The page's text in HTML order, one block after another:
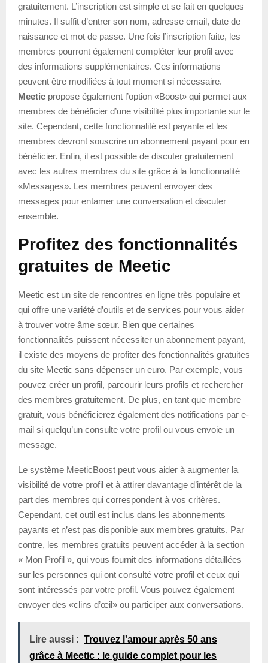
gratuitement. L’inscription est simple et se fait en quelques
minutes. Il suffit d’entrer son nom, adresse email, date de
naissance et mot de passe. Une fois l’inscription faite, les
membres pourront également compléter leur profil avec
des informations supplémentaires. Ces informations
peuvent être modifiées à tout moment si nécessaire.
Meetic propose également l’option «Boost» qui permet aux
membres de bénéficier d’une visibilité plus importante sur le
site. Cependant, cette fonctionnalité est payante et les
membres devront souscrire un abonnement payant pour en
bénéficier. Enfin, il est possible de discuter gratuitement
avec les autres membres du site grâce à la fonctionnalité
«Messages». Les membres peuvent envoyer des
messages pour entamer une conversation et discuter
ensemble.
Profitez des fonctionnalités
gratuites de Meetic
Meetic est un site de rencontres en ligne très populaire et
qui offre une variété d’outils et de services pour vous aider
à trouver votre âme sœur. Bien que certaines
fonctionnalités puissent nécessiter un abonnement payant,
il existe des moyens de profiter des fonctionnalités gratuites
du site Meetic sans dépenser un euro. Par exemple, vous
pouvez créer un profil, parcourir leurs profils et rechercher
des membres gratuitement. De plus, en tant que membre
gratuit, vous bénéficierez également des notifications par e-
mail si quelqu’un consulte votre profil ou vous envoie un
message.
Le système MeeticBoost peut vous aider à augmenter la
visibilité de votre profil et à attirer davantage d’intérêt de la
part des membres qui correspondent à vos critères.
Cependant, cet outil est inclus dans les abonnements
payants et n’est pas disponible aux membres gratuits. Par
contre, les membres gratuits peuvent accéder à la section
« Mon Profil », qui vous fournit des informations détaillées
sur les personnes qui ont consulté votre profil et ceux qui
sont intéressés par votre profil. Vous pouvez également
envoyer des «clins d’œil» ou participer aux conversations.
Lire aussi : Trouvez l'amour après 50 ans
grâce à Meetic : le guide complet pour les